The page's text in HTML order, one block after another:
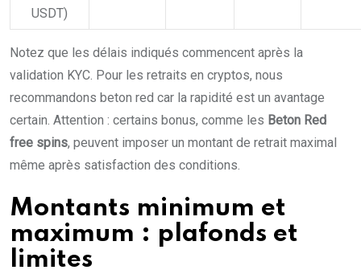
USDT)
Notez que les délais indiqués commencent après la
validation KYC. Pour les retraits en cryptos, nous
recommandons beton red car la rapidité est un avantage
certain. Attention : certains bonus, comme les Beton Red
free spins, peuvent imposer un montant de retrait maximal
même après satisfaction des conditions.
Montants minimum et
maximum : plafonds et
limites